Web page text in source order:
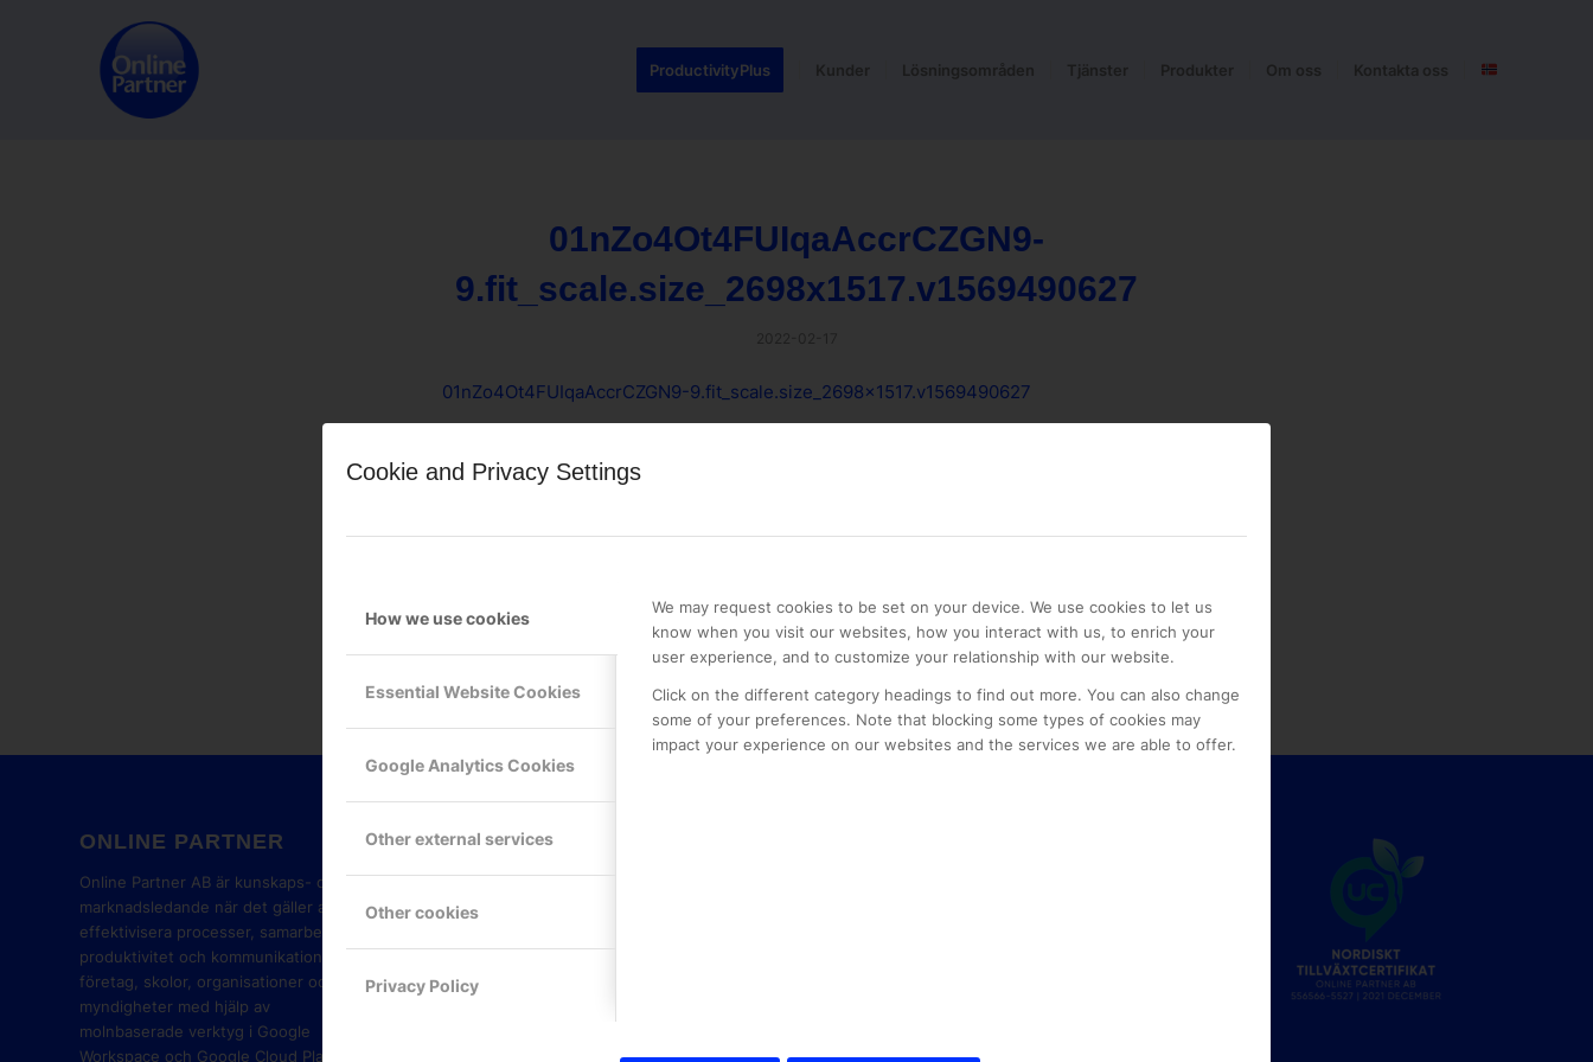
Cookie and Privacy Settings
How we use cookies
Essential Website Cookies
Google Analytics Cookies
Other external services
Other cookies
Privacy Policy
We may request cookies to be set on your device. We use cookies to let us
know when you visit our websites, how you interact with us, to enrich your
user experience, and to customize your relationship with our website.
Click on the different category headings to find out more. You can also change
some of your preferences. Note that blocking some types of cookies may
impact your experience on our websites and the services we are able to offer.
ProductivityPlus Kunder Lösningsområden Tjänster Produkter Om oss Kontakta oss
01nZo4Ot4FUIqaAccrCZGN9-
9.fit_scale.size_2698x1517.v1569490627
01nZo4Ot4FUIqaAccrCZGN9-9.fit_scale.size_2698x1517.v1569490627
Share this entry
ONLINE PARTNER
Online Partner AB är kunskaps- och
marknadsledande när det gäller att
effektivisera processer, samarbete,
produktivitet och kommunikation i
företag, skolor, organisationer och
myndigheter med hjälp av
molnbaserade verktyg i Google
Workspace och Google Cloud Platform.
GOOGLE PREMIER
PARTNER